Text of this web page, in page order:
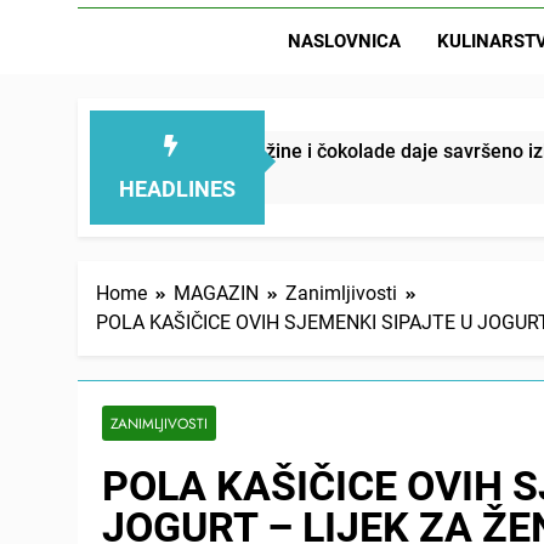
NASLOVNICA
HEADLINES
voćne svežine i čokolade daje savršeno izbalansiran ukus
Home MAGAZIN
Zanimljivosti
POLA KAŠIČICE OVIH SJEMENKI SIPAJTE U
ZANIMLJIVOSTI
POLA KAŠIČICE OVIH
JOGURT – LIJEK ZA